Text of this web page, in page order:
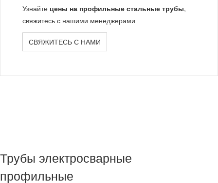
Узнайте цены на профильные стальные трубы,
свяжитесь с нашими менеджерами
СВЯЖИТЕСЬ С НАМИ
Трубы электросварные
профильные